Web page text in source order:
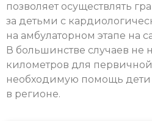
позволяет осуществлять
за детьми с
на амбулаторном этапе на
В большинстве случаев не
километров для
необходимую помощь дети
в регионе.